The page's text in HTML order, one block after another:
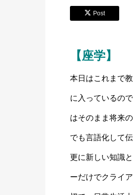
Post
【座学】
本日はこれまで
に入っているの
はそのまま将来
でも言語化して
更に新しい知識
ーだけでクライ